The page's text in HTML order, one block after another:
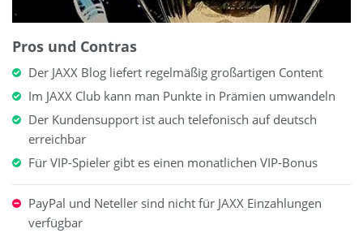
Pros und Contras
Der JAXX Blog liefert regelmäßig großartigen Content
Im JAXX Club kann man Punkte in Prämien umwandeln
Der Kundensupport ist auch telefonisch auf deutsch
erreichbar
Für VIP-Spieler gibt es einen monatlichen VIP-Bonus
PayPal und Neteller sind nicht für JAXX Einzahlungen
verfügbar